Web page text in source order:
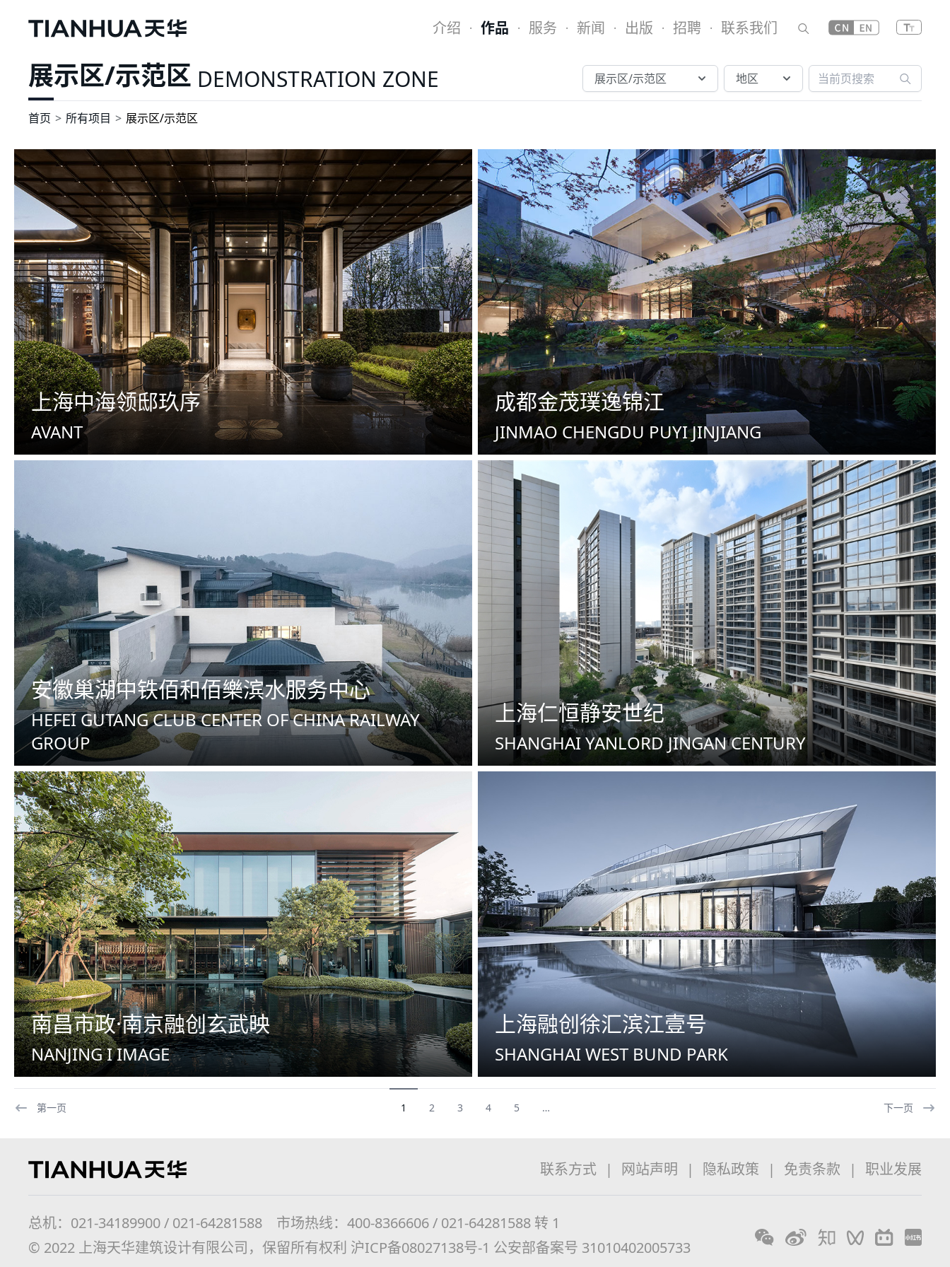
介绍 · 作品 · 服务 · 新闻 · 出版 · 招聘 · 联系我们
展示区/示范区 DEMONSTRATION ZONE 展示区/示范区 地区
首页 所有项目 展示区/示范区
上海中海领邸玖序
AVANT
成都金茂璞逸锦江
JINMAO CHENGDU PUYI JINJIANG
安徽巢湖中铁佰和佰樂滨水服务中心
HEFEI GUTANG CLUB CENTER OF CHINA RAILWAY
GROUP
上海仁恒静安世纪
SHANGHAI YANLORD JINGAN CENTURY
南昌市政·南京融创玄武映
NANJING I IMAGE
上海融创徐汇滨江壹号
SHANGHAI WEST BUND PARK
第一页 1 2 3 4 5 … 下一页
联系方式 | 网站声明 | 隐私政策 | 免责条款 | 职业发展
总机：021-34189900 / 021-64281588 市场热线：400-8366606 / 021-64281588 转 1
© 2022 上海天华建筑设计有限公司，保留所有权利 沪ICP备08027138号-1 公安部备案号 31010402005733